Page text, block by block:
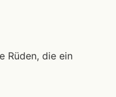
Rüden, die ein